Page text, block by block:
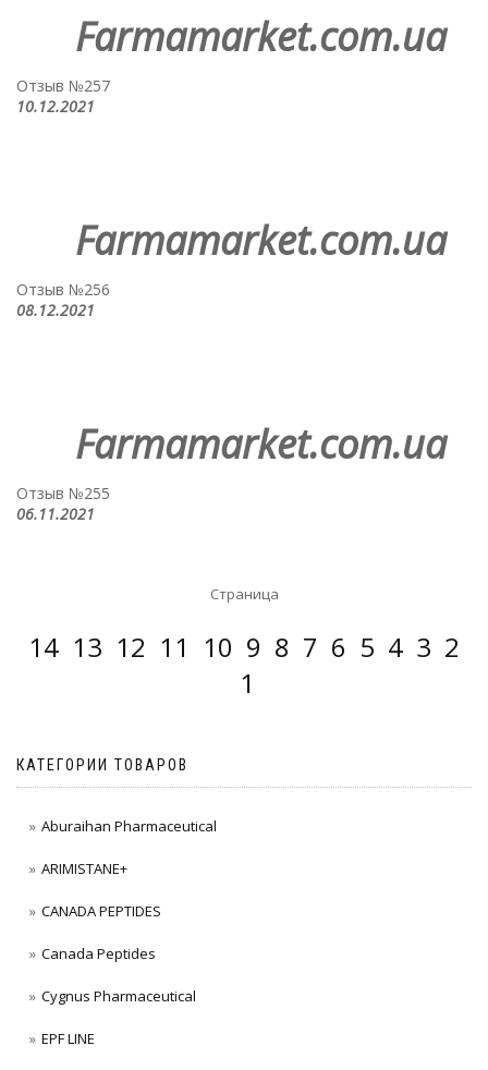
Farmamarket.com.ua
Отзыв №257
10.12.2021
Farmamarket.com.ua
Отзыв №256
08.12.2021
Farmamarket.com.ua
Отзыв №255
06.11.2021
Страница
14 13 12 11 10 9 8 7 6 5 4 3 2
1
КАТЕГОРИИ ТОВАРОВ
Aburaihan Pharmaceutical
ARIMISTANE+
CANADA PEPTIDES
Canada Peptides
Cygnus Pharmaceutical
EPF LINE